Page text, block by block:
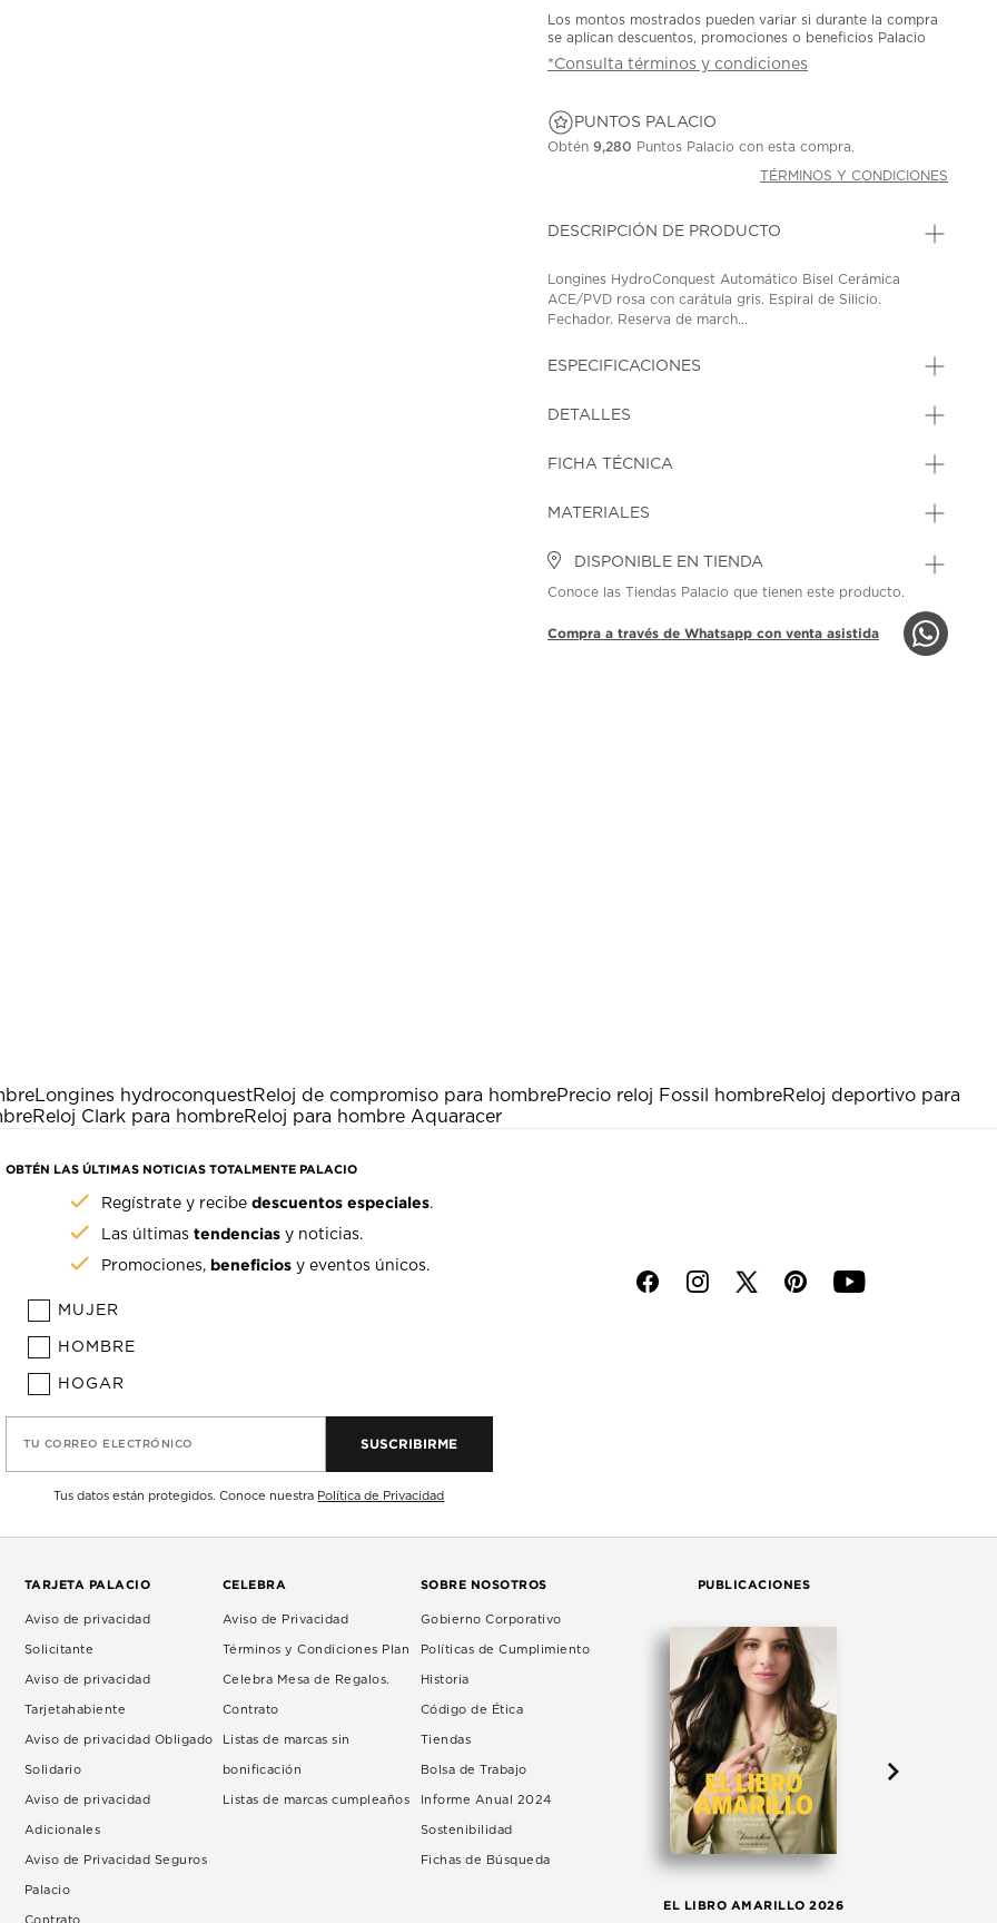
Los montos mostrados pueden variar si durante la compra
se aplican descuentos, promociones o beneficios Palacio
*Consulta términos y condiciones
PUNTOS PALACIO
Obtén9,280 Puntos Palacio con esta compra.
TÉRMINOS Y CONDICIONES
DESCRIPCIÓN DE PRODUCTO
Longines HydroConquest Automático Bisel Cerámica
ACE/PVD rosa con carátula gris. Espiral de Silicio.
Fechador. Reserva de march...
ESPECIFICACIONES
DETALLES
FICHA TÉCNICA
MATERIALES
DISPONIBLE EN TIENDA
Conoce las Tiendas Palacio que tienen este producto.
Compra a través de Whatsapp con venta asistida
Longines hydroconquestReloj de compromiso para hombrePrecio reloj Fossil hombreReloj deportivo para
Reloj Clark para hombreReloj para hombre Aquaracer
OBTÉN LAS ÚLTIMAS NOTICIAS TOTALMENTE PALACIO
Regístrate y recibedescuentos especiales.
Las últimastendencias y noticias.
Promociones, beneficios y eventos únicos.
MUJER
HOMBRE
HOGAR
TU CORREO ELECTRÓNICO SUSCRIBIRME
Tus datos están protegidos. Conoce nuestra Política de Privacidad
f i p y
TARJETA PALACIO
Aviso de privacidad
Solicitante
Aviso de privacidad
Tarjetahabiente
Aviso de privacidad Obligado
Solidario
Aviso de privacidad
Adicionales
Aviso de Privacidad Seguros
Palacio
Contrato
CELEBRA
Aviso de Privacidad
Términos y Condiciones Plan
Celebra Mesa de Regalos.
Contrato
Listas de marcas sin
bonificación
Listas de marcas cumpleaños
SOBRE NOSOTROS
Gobierno Corporativo
Políticas de Cumplimiento
Historia
Código de Ética
Tiendas
Bolsa de Trabajo
Informe Anual 2024
Sostenibilidad
Fichas de Búsqueda
PUBLICACIONES
EL LIBRO AMARILLO 2026